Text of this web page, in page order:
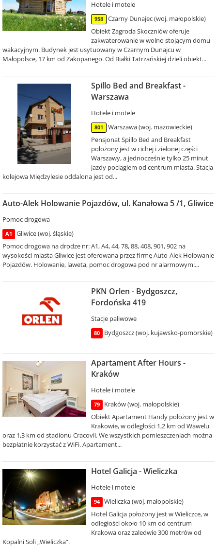
Hotele i motele
958
Czarny Dunajec (woj. małopolskie)
Obiekt Zagroda Skoczniów oferuje
zakwaterowanie w wolno stojącym domu
wakacyjnym. Budynek jest usytuowany w Czarnym Dunajcu w
Małopolsce, 17 km od Zakopanego. Od Białki Tatrzańskiej dzieli obiekt...
Spillo Bed and Breakfast -
Warszawa
Hotele i motele
801
Warszawa (woj. mazowieckie)
Pensjonat Spillo Bed and Breakfast
położony jest w cichej i zielonej części
Warszawy, a jednocześnie tylko 25 minut
jazdy pociągiem od centrum miasta. Stacja
kolejowa Międzylesie oddalona jest od...
Auto-Alek Holowanie Pojazdów, ul. Kanałowa 5 /1, Gliwice
Pomoc drogowa
A1
Gliwice (woj. śląskie)
Pomoc drogowa na drodze nr: A1, A4, 44, 78, 88, 408, 901, 902 na
wysokości miasta Gliwice jest oferowana przez firmę Auto-Alek Holowanie
Pojazdów. Holowanie, laweta, pomoc drogowa pod nr alarmowym:...
PKN Orlen - Bydgoszcz,
Fordońska 419
Stacje paliwowe
80 Bydgoszcz (woj. kujawsko-pomorskie)
Apartament After Hours -
Kraków
Hotele i motele
79
Kraków (woj. małopolskie)
Obiekt Apartament Handy położony jest w
Krakowie, w odległości 1,2 km od Wawelu
oraz 1,3 km od stadionu Cracovii. We wszystkich pomieszczeniach można
bezpłatnie korzystać z WiFi. Apartament...
Hotel Galicja - Wieliczka
Hotele i motele
94
Wieliczka (woj. małopolskie)
Hotel Galicja położony jest w Wieliczce, w
odległości około 10 km od centrum
Krakowa oraz zaledwie 300 metrów od
Kopalni Soli „Wieliczka”.